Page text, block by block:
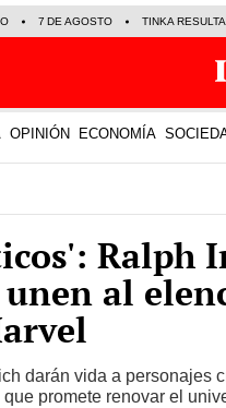
7 DE AGOSTO TINKA
OPINIÓN ECONOMÍA
Ralph
al
darán vida a personajes
promete renovar el